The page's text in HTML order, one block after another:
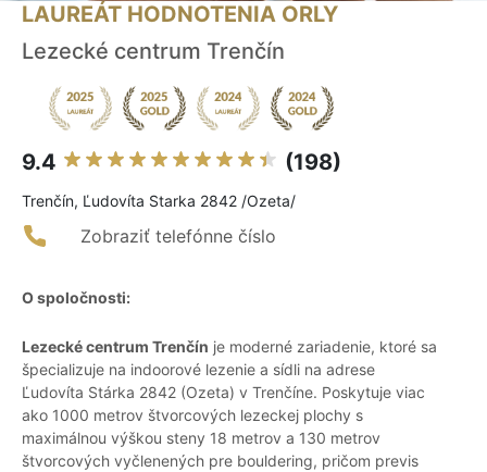
LAUREÁT HODNOTENIA ORLY
Lezecké centrum Trenčín
9.4 (198)
Trenčín, Ľudovíta Starka 2842 /Ozeta/
Zobraziť telefónne číslo
O spoločnosti:
Lezecké centrum Trenčín je moderné zariadenie, ktoré sa
špecializuje na indoorové lezenie a sídli na adrese
Ľudovíta Stárka 2842 (Ozeta) v Trenčíne. Poskytuje viac
ako 1000 metrov štvorcových lezeckej plochy s
maximálnou výškou steny 18 metrov a 130 metrov
štvorcových vyčlenených pre bouldering, pričom previs